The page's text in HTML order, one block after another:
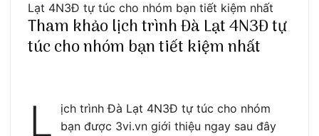
Lạt 4N3Đ tự túc cho nhóm bạn tiết kiệm nhất
Tham khảo lịch trình Đà Lạt 4N3Đ tự
túc cho nhóm bạn tiết kiệm nhất
L
ịch trình Đà Lạt 4N3Đ tự túc cho nhóm
bạn được 3vi.vn giới thiệu ngay sau đây